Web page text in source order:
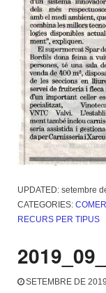
UPDATED: setembre
CATEGORIES:
RECURS PER TIPUS
SETEMBRE DE 2019